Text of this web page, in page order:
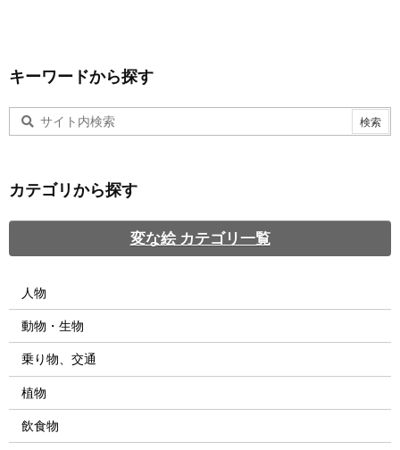
キーワードから探す
カテゴリから探す
変な絵 カテゴリ一覧
人物
動物・生物
乗り物、交通
植物
飲食物